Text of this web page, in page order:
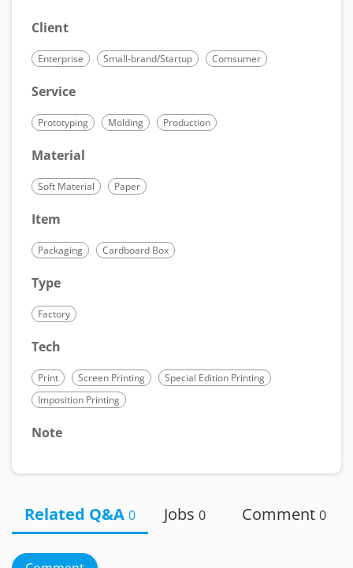
Client
Enterprise Small-brand/Startup Comsumer
Service
Prototyping Molding Production
Material
Soft Material Paper
Item
Packaging Cardboard Box
Type
Factory
Tech
Print Screen Printing
Special Edition Printing
Imposition Printing
Note
Related Q&A 0 Jobs 0 Comment 0